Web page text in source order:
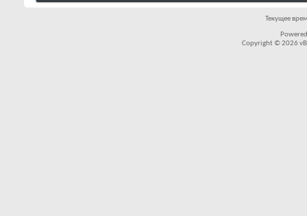
Текущее
Copyright © 2026